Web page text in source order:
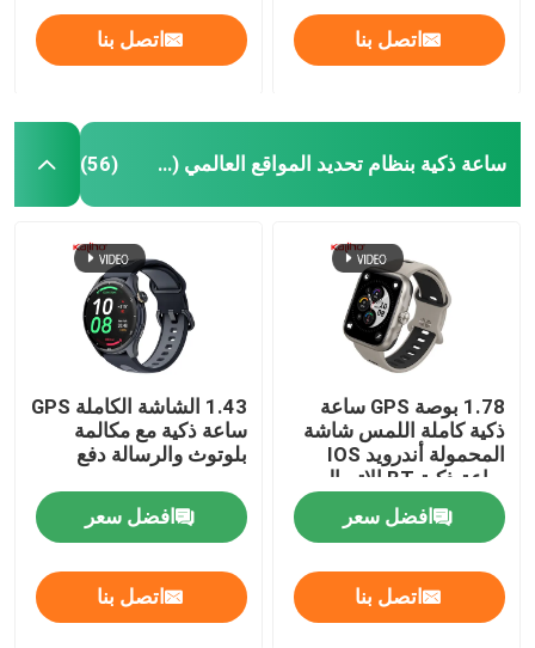
اتصل بنا اتصل بنا
ساعة ذكية بنظام تحديد المواقع العالمي (GPS) (56)
1.78 بوصة GPS ساعة
ذكية كاملة اللمس شاشة
المحمولة أندرويد IOS
ساعة ذكية BT الاتصال
افضل سعر
اتصل بنا
1.43 الشاشة الكاملة GPS
ساعة ذكية مع مكالمة
بلوتوث والرسالة دفع
افضل سعر
اتصل بنا